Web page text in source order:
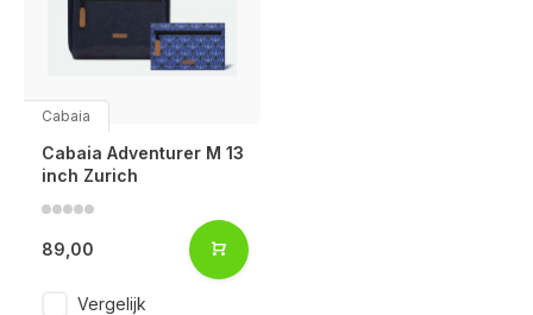
Cabaia
Cabaia Adventurer M 13
inch Zurich
89,00
Vergelijk